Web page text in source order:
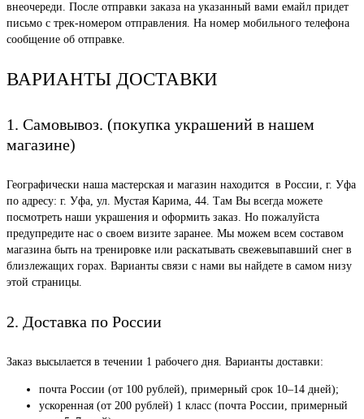
внеочереди. После отправки заказа на указанный вами емайл придет
письмо с трек-номером отправления. На номер мобильного телефона
сообщение об отправке.
ВАРИАНТЫ ДОСТАВКИ
1. Самовывоз. (покупка украшений в нашем
магазине)
Географически наша мастерская и магазин находится в России, г. Уфа
по адресу: г. Уфа, ул. Мустая Карима, 44. Там Вы всегда можете
посмотреть наши украшения и оформить заказ. Но пожалуйста
предупредите нас о своем визите заранее. Мы можем всем составом
магазина быть на тренировке или раскатывать свежевыпавший снег в
близлежащих горах. Варианты связи с нами вы найдете в самом низу
этой страницы.
2. Доставка по России
Заказ высылается в течении 1 рабочего дня. Варианты доставки:
почта России (от 100 рублей), примерный срок 10–14 дней);
ускоренная (от 200 рублей) 1 класс (почта России, примерный